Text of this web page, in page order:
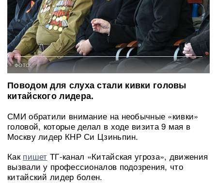
ФОТО:
Поводом для слуха стали кивки головы
китайского лидера.
СМИ обратили внимание на необычные «кивки»
головой, которые делал в ходе визита 9 мая в
Москву лидер КНР Си Цзиньпин.
Как пишет ТГ-канал «Китайская угроза», движения
вызвали у профессионалов подозрения, что
китайский лидер болен.